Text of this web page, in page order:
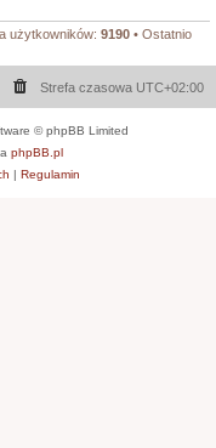
użytkowników: 9190 • Ostatnio
Strefa czasowa UTC+02:00
© phpBB Limited
phpBB.pl
| Regulamin